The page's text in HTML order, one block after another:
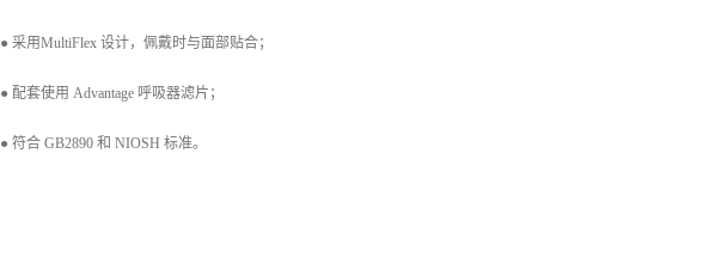
● 采用MultiFlex 设计，佩戴时与面部贴合；
● 配套使用 Advantage 呼吸器滤片；
● 符合 GB2890 和 NIOSH 标准。